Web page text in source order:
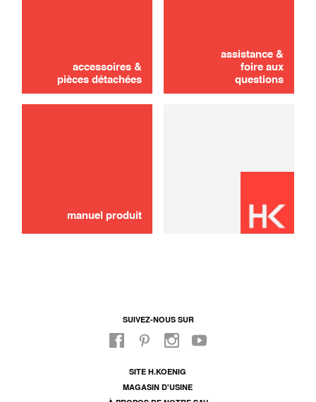
accessoires &
pièces détachées
assistance &
foire aux
questions
manuel produit
SUIVEZ-NOUS SUR
SITE H.KOENIG
MAGASIN D'USINE